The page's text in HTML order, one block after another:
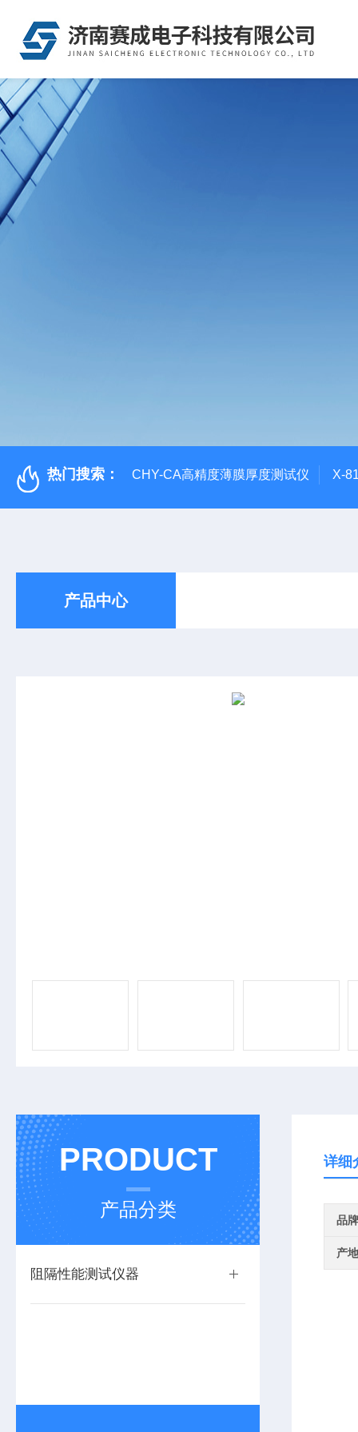
热门搜索： CHY-CA高精度薄膜厚度测试仪 X-
产品中心
PRODUCT
产品分类
阻隔性能测试仪器
详细
品牌
产